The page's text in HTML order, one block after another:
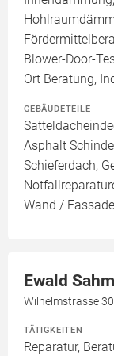
Blower-Door-
Ort Beratung,
GEBÄUDETEILE
Asphalt
Schieferdach,
Wand / Fassade
Ewald
Wilhelmstrasse
TÄTIGKEITEN
Reparatur,